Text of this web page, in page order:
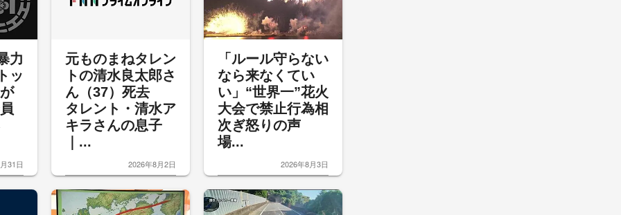
力
ッ
31日
元ものまねタレン
トの清水良太郎さ
ん（37）死去
タレント・清水ア
キラさんの息子
｜...
2026年8月2日
「ルール守らない
なら来なくてい
い」“世界一”花火
大会で禁止行為相
次ぎ怒りの声
場...
2026年8月3日